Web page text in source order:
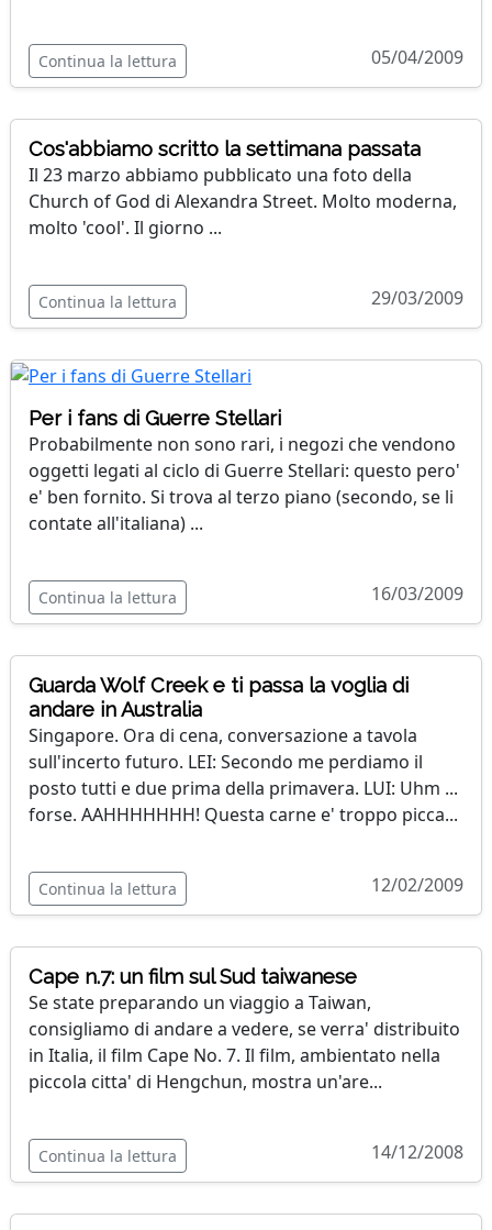
Continua la lettura 05/04/2009
Cos'abbiamo scritto la settimana passata
Il 23 marzo abbiamo pubblicato una foto della
Church of God di Alexandra Street. Molto moderna,
molto 'cool'. Il giorno ...
Continua la lettura 29/03/2009
Per i fans di Guerre Stellari
Probabilmente non sono rari, i negozi che vendono
oggetti legati al ciclo di Guerre Stellari: questo pero'
e' ben fornito. Si trova al terzo piano (secondo, se li
contate all'italiana) ...
Continua la lettura 16/03/2009
Guarda Wolf Creek e ti passa la voglia di
andare in Australia
Singapore. Ora di cena, conversazione a tavola
sull'incerto futuro. LEI: Secondo me perdiamo il
posto tutti e due prima della primavera. LUI: Uhm ...
forse. AAHHHHHHH! Questa carne e' troppo picca...
Continua la lettura 12/02/2009
Cape n.7: un film sul Sud taiwanese
Se state preparando un viaggio a Taiwan,
consigliamo di andare a vedere, se verra' distribuito
in Italia, il film Cape No. 7. Il film, ambientato nella
piccola citta' di Hengchun, mostra un'are...
Continua la lettura 14/12/2008